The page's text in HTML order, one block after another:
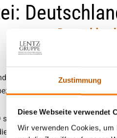
Zustimmung
Diese Webseite verwendet
Wir verwenden Cookies,
Diebstahl
Was ist
vertrauen Sie Ihren
es als unsere Aufgabe
ständig auf dem neuesten